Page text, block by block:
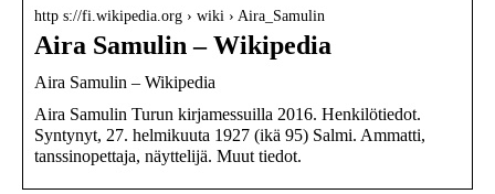
http s://fi.wikipedia.org › wiki › Aira_Samulin
Aira Samulin – Wikipedia
Aira Samulin – Wikipedia
Aira Samulin Turun kirjamessuilla 2016. Henkilötiedot.
Syntynyt, 27. helmikuuta 1927 (ikä 95) Salmi. Ammatti,
tanssinopettaja, näyttelijä. Muut tiedot.